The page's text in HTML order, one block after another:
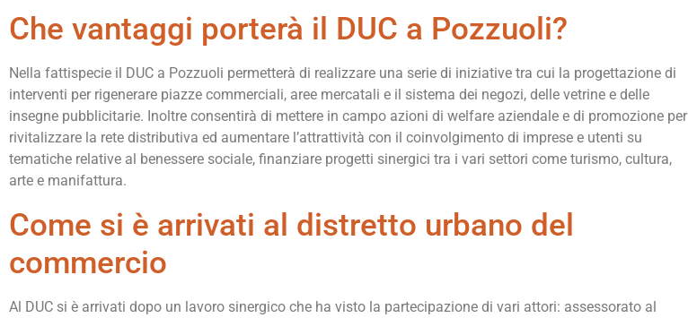
Che vantaggi porterà il DUC a Pozzuoli?
Nella fattispecie il DUC a Pozzuoli permetterà di realizzare una serie di iniziative tra cui la progettazione di
interventi per rigenerare piazze commerciali, aree mercatali e il sistema dei negozi, delle vetrine e delle
insegne pubblicitarie. Inoltre consentirà di mettere in campo azioni di welfare aziendale e di promozione per
rivitalizzare la rete distributiva ed aumentare l’attrattività con il coinvolgimento di imprese e utenti su
tematiche relative al benessere sociale, finanziare progetti sinergici tra i vari settori come turismo, cultura,
arte e manifattura.
Come si è arrivati al distretto urbano del
commercio
Al DUC si è arrivati dopo un lavoro sinergico che ha visto la partecipazione di vari attori: assessorato al